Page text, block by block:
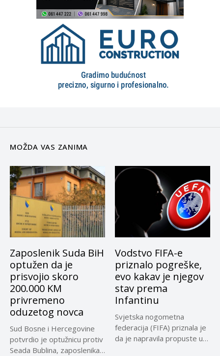
MOŽDA VAS ZANIMA
Zaposlenik Suda BiH
optužen da je
prisvojio skoro
200.000 KM
privremeno
oduzetog novca
Sud Bosne i Hercegovine
potvrdio je optužnicu protiv
Seada Bublina, zaposlenika
Vodstvo FIFA-e
priznalo pogreške,
evo kakav je njegov
stav prema
Infantinu
Svjetska nogometna
federacija (FIFA) priznala je
da je napravila propuste u